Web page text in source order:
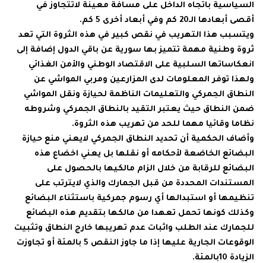
السياسية باتجاه الداخل على مسافة معينة لاتتجاوز في
أقصى أبعادها الـ20 كم وفي أبعاد أخرى 5 كم.
ويتسبب هذا التهريب في نقص كبير في هذه الثروة التي تعد
ثروة وطنية مهمة تتميز بها سورية عن باقي الدول إضافة إلى
انعكاساتها السلبية على الاقتصاد الوطني والأمن الغذائي
ولهذا توفر المعلومات لدى المزارعين ومربي المواشي عن
النطاق الجمركي والتعليمات الناظمة لحيازة ونقل المواشي
ضمن النطاق حيث يعتبر التقيد بالنطاق الجمركي وشروطه
نظاما وقائيا مهما للحد من تهريب هذه الثروة.
وأضاف الحكمية أن تحديد النطاق الجمركي لايعني منع حيازة
البضائع الخاضعة لأحكامه أو نقلها بل يعني اخضاع هذه
البضائع للرقابة من خلال الزام مالكيها بالحصول على
المستندات المحددة من قبل الجمارك والذي لايترتب على
تنظيمها أو استبدالها أي رسوم جمركية باستثناء البضائع
وكذلك كونها تحمل تعهدا من مالكها بتقديم هذه البضائع
للجمارك عند الطلب واثبات عدم تهريبها خارج النطاق وتثبيت
الوقوعات الجارية عليها إذا ما جاوز النقص 5 بالمئة أو تجاوزت
الزيادة 10بالمئة.